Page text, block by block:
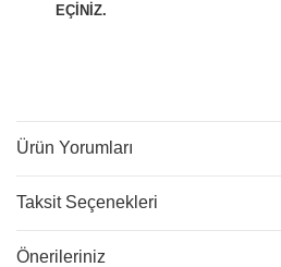
EÇİNİZ.
Ürün Yorumları
Taksit Seçenekleri
Önerileriniz